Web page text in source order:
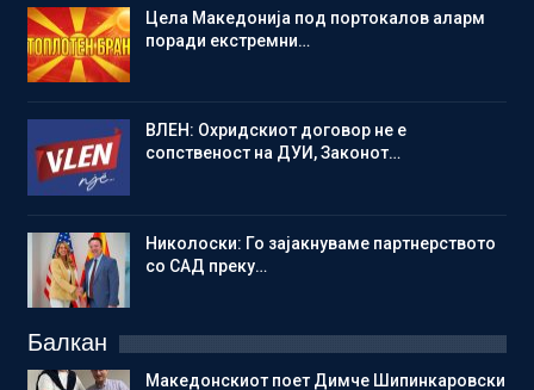
Цела Македонија под портокалов аларм
поради екстремни…
ВЛЕН: Охридскиот договор не е
сопственост на ДУИ, Законот…
Николоски: Го зајакнуваме партнерството
со САД преку…
Балкан
Македонскиот поет Димче Шипинкаровски